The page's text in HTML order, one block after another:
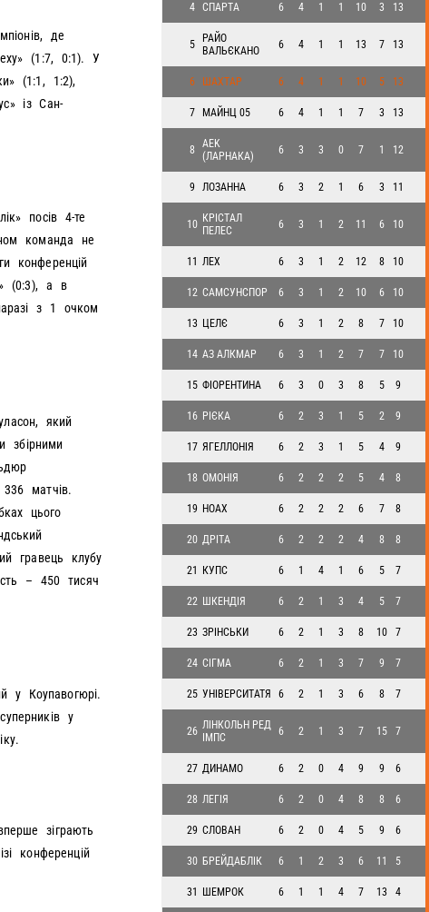
де
(1:7, 0:1). У
(1:1, 1:2),
із Сан-
посів 4-те
команда не
конференцій
(0:3), а в
з 1 очком
який
збірними
матчів.
цього
гравець клубу
– 450 тисяч
у Коупавогюрі.
у
зіграють
конференцій
4 СПАРТА 6 4 1 1 10 3 13
5
РАЙО
ВАЛЬЄКАНО
6 4 1 1 13 7 13
6 ШАХТАР 6 4 1 1 10 5 13
7 МАЙНЦ 05 6 4 1 1 7 3 13
8 AEK
(ЛАРНАКА)
6 3 3 0 7 1 12
9 ЛОЗАННА 6 3 2 1 6 3 11
10 КРІСТАЛ
ПЕЛЕС
6 3 1 2 11 6 10
11 ЛЕХ 6 3 1 2 12 8 10
12 САМСУНСПОР 6 3 1 2 10 6 10
13 ЦЕЛЄ 6 3 1 2 8 7 10
14 АЗ АЛКМАР 6 3 1 2 7 7 10
15 ФІОРЕНТИНА 6 3 0 3 8 5 9
16 РІЄКА 6 2 3 1 5 2 9
17 ЯГЕЛЛОНІЯ 6 2 3 1 5 4 9
18 ОМОНІЯ 6 2 2 2 5 4 8
19 НОАХ 6 2 2 2 6 7 8
20 ДРІТА 6 2 2 2 4 8 8
21 КУПС 6 1 4 1 6 5 7
22 ШКЕНДІЯ 6 2 1 3 4 5 7
23 ЗРІНСЬКИ 6 2 1 3 8 10 7
24 СІГМА 6 2 1 3 7 9 7
25 УНІВЕРСИТАТЯ 6 2 1 3 6 8 7
26 ЛІНКОЛЬН РЕД
ІМПС
6 2 1 3 7 15 7
27 ДИНАМО 6 2 0 4 9 9 6
28 ЛЕГІЯ 6 2 0 4 8 8 6
29 СЛОВАН 6 2 0 4 5 9 6
30 БРЕЙДАБЛІК 6 1 2 3 6 11 5
31 ШЕМРОК 6 1 1 4 7 13 4